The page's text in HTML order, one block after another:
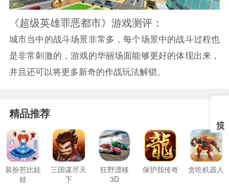
《超级英雄罪恶都市》游戏测评：
城市当中的战斗场景非常多，每个场景中的战斗过程也
是非常刺激的，游戏的华丽场面能够更好的体现出来，
并且还可以将更多新奇的作战玩法解锁。
精品推荐
装扮芭比娃
娃
三国谋尽天
下
狂野漂移
3D
保护我传奇 贪吃机器人